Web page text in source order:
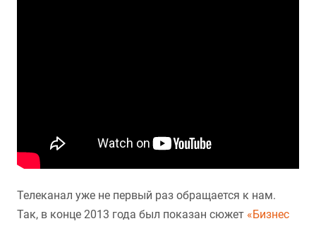
Телеканал уже не первый раз обращается к нам.
Так, в конце 2013 года был показан сюжет «Бизнес